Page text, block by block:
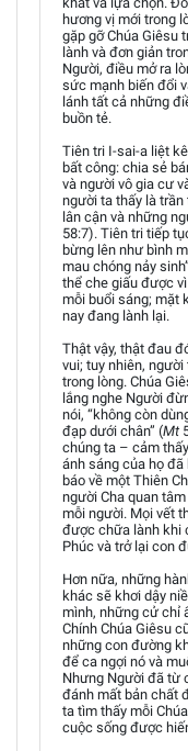
hương vị mới trong
gặp gỡ Chúa Giêsu
lành và đơn giản
Người, điều mở ra
sức mạnh biến đổi
lánh tất cả những
buồn tẻ.
Tiên tri I-sai-a liệt
bất công: chia sẻ
và người vô gia cư
người ta thấy là
lân cận và những
58:7). Tiên tri tiếp
bừng lên như bình
mau chóng nảy
thể che giấu được
mỗi buổi sáng; mặt
nay đang lành lại.
Thật vậy, thật đau
vui; tuy nhiên,
trong lòng. Chúa
lắng nghe Người
nói, “không còn
đạp dưới chân” (Mt
chúng ta – cảm
ánh sáng của họ đã
báo về một Thiên
người Cha quan
mỗi người. Mọi vết
được chữa lành khi
Phúc và trở lại con
Hơn nữa, những
khác sẽ khơi dậy
mình, những cử chỉ
Chính Chúa Giêsu
những con đường
để ca ngợi nó và
Nhưng Người đã từ
đánh mất bản chất
ta tìm thấy mỗi
cuộc sống được